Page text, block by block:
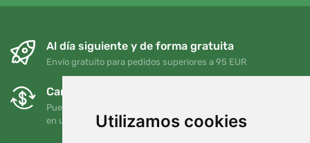
Utilizamos cookies
Al día siguiente y de forma gratuita
Envío gratuito para pedidos superiores a 95 EUR
Cambios y devoluciones gratuitos
Puede devolver o cambiar su pedido en cualquier momento
en un plazo de 90 días